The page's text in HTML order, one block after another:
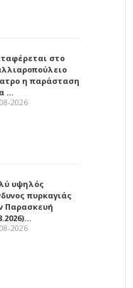
στο
η παράσταση
…
2026
υψηλός
πυρκαγιάς
Παρασκευή
2026